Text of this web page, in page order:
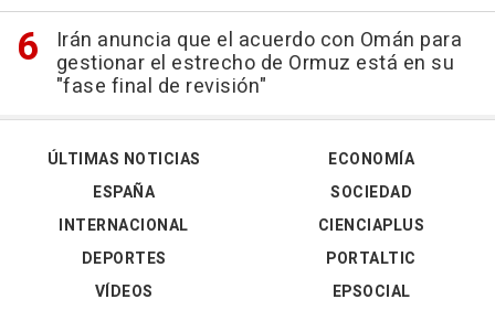
Irán anuncia que el acuerdo con Omán para
gestionar el estrecho de Ormuz está en su
"fase final de revisión"
ÚLTIMAS NOTICIAS
ESPAÑA
INTERNACIONAL
DEPORTES
VÍDEOS
ECONOMÍA
SOCIEDAD
CIENCIAPLUS
PORTALTIC
EPSOCIAL